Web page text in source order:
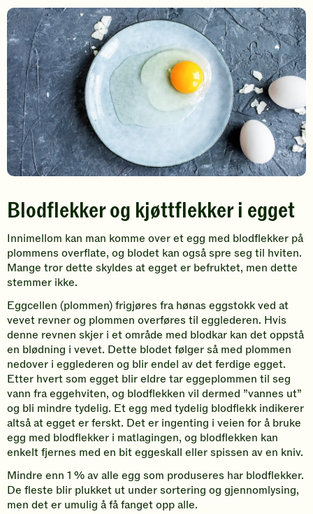
Blodflekker og kjøttflekker i egget
Innimellom kan man komme over et egg med blodflekker på
plommens overflate, og blodet kan også spre seg til hviten.
Mange tror dette skyldes at egget er befruktet, men dette
stemmer ikke.
Eggcellen (plommen) frigjøres fra hønas eggstokk ved at
vevet revner og plommen overføres til egglederen. Hvis
denne revnen skjer i et område med blodkar kan det oppstå
en blødning i vevet. Dette blodet følger så med plommen
nedover i egglederen og blir endel av det ferdige egget.
Etter hvert som egget blir eldre tar eggeplommen til seg
vann fra eggehviten, og blodflekken vil dermed ”vannes ut”
og bli mindre tydelig. Et egg med tydelig blodflekk indikerer
altså at egget er ferskt. Det er ingenting i veien for å bruke
egg med blodflekker i matlagingen, og blodflekken kan
enkelt fjernes med en bit eggeskall eller spissen av en kniv.
Mindre enn 1 % av alle egg som produseres har blodflekker.
De fleste blir plukket ut under sortering og gjennomlysing,
men det er umulig å få fanget opp alle.